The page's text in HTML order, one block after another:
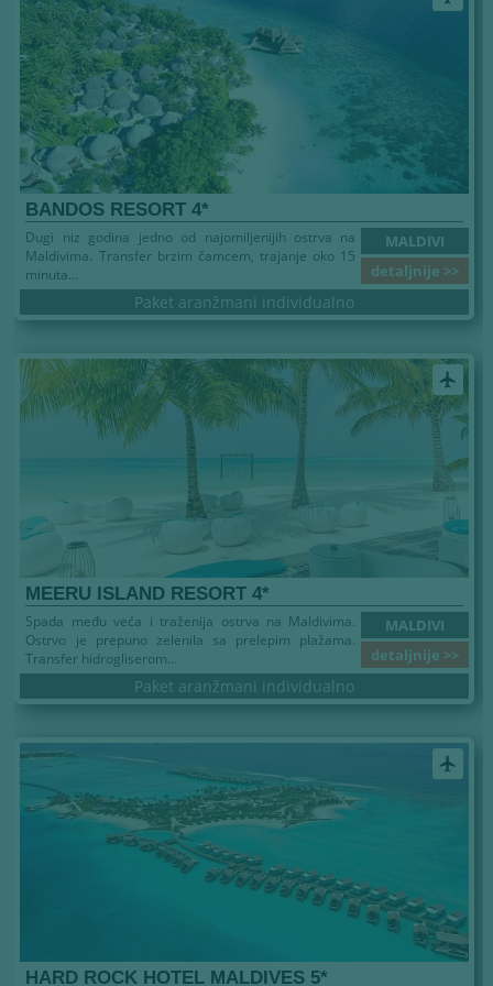
BANDOS RESORT 4*
MALDIVI
detaljnije >>
Dugi niz godina jedno od najomiljenijih ostrva na
Maldivima. Transfer brzim čamcem, trajanje oko 15
minuta...
Paket aranžmani individualno
airplanemode_active
MEERU ISLAND RESORT 4*
MALDIVI
detaljnije >>
Spada među veća i traženija ostrva na Maldivima.
Ostrvo je prepuno zelenila sa prelepim plažama.
Transfer hidrogliserom...
Paket aranžmani individualno
airplanemode_active
HARD ROCK HOTEL MALDIVES 5*